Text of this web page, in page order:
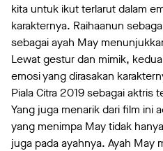
kita untuk ikut terlarut dalam
karakternya. Raihaanun
sebagai ayah May
Lewat gestur dan mimik,
emosi yang dirasakan
Piala Citra 2019 sebagai aktris
Yang juga menarik dari film ini
yang menimpa May tidak
juga pada ayahnya. Ayah May